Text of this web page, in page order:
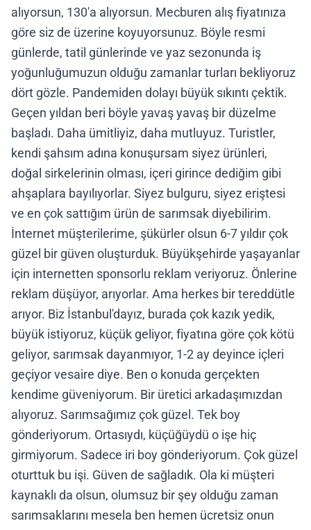
alıyorsun, 130'a alıyorsun. Mecburen alış fiyatınıza
göre siz de üzerine koyuyorsunuz. Böyle resmi
günlerde, tatil günlerinde ve yaz sezonunda iş
yoğunluğumuzun olduğu zamanlar turları bekliyoruz
dört gözle. Pandemiden dolayı büyük sıkıntı çektik.
Geçen yıldan beri böyle yavaş yavaş bir düzelme
başladı. Daha ümitliyiz, daha mutluyuz. Turistler,
kendi şahsım adına konuşursam siyez ürünleri,
doğal sirkelerinin olması, içeri girince dediğim gibi
ahşaplara bayılıyorlar. Siyez bulguru, siyez eriştesi
ve en çok sattığım ürün de sarımsak diyebilirim.
İnternet müşterilerime, şükürler olsun 6-7 yıldır çok
güzel bir güven oluşturduk. Büyükşehirde yaşayanlar
için internetten sponsorlu reklam veriyoruz. Önlerine
reklam düşüyor, arıyorlar. Ama herkes bir tereddütle
arıyor. Biz İstanbul'dayız, burada çok kazık yedik,
büyük istiyoruz, küçük geliyor, fiyatına göre çok kötü
geliyor, sarımsak dayanmıyor, 1-2 ay deyince içleri
geçiyor vesaire diye. Ben o konuda gerçekten
kendime güveniyorum. Bir üretici arkadaşımızdan
alıyoruz. Sarımsağımız çok güzel. Tek boy
gönderiyorum. Ortasıydı, küçüğüydü o işe hiç
girmiyorum. Sadece iri boy gönderiyorum. Çok güzel
oturttuk bu işi. Güven de sağladık. Ola ki müşteri
kaynaklı da olsun, olumsuz bir şey olduğu zaman
sarımsaklarını mesela ben hemen ücretsiz onun